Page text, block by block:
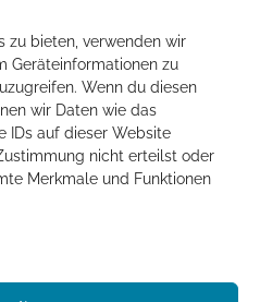
zu bieten, verwenden wir
Geräteinformationen zu
Wenn du diesen
wir Daten wie das
IDs auf dieser Website
nicht erteilst oder
Merkmale und Funktionen
unter macOS
hat sich geändert – was
Was kann ich tun?